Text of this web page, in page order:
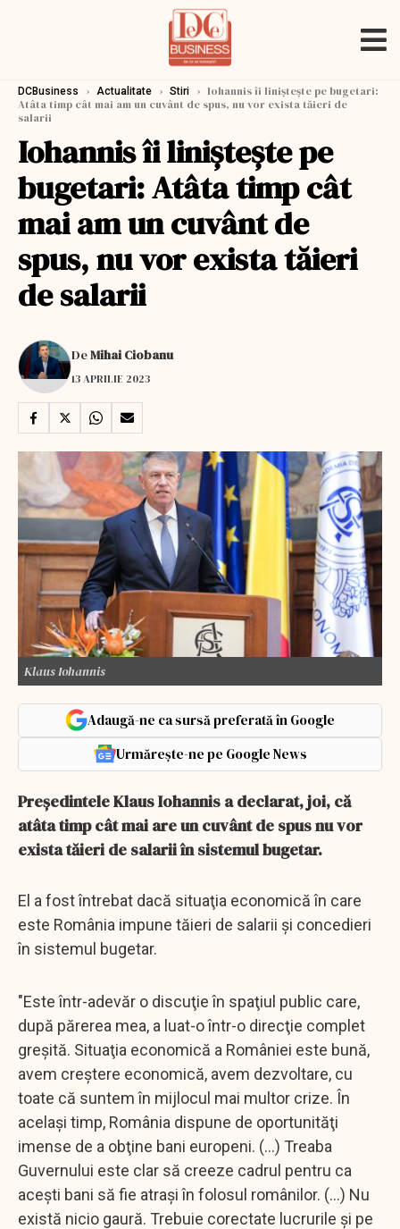
DCBusiness › Actualitate › Stiri › Iohannis îi linişteşte pe bugetari:
Atâta timp cât mai am un cuvânt de spus, nu vor exista tăieri de
salarii
Iohannis îi linişteşte pe
bugetari: Atâta timp cât
mai am un cuvânt de
spus, nu vor exista tăieri
de salarii
DeMihai Ciobanu
13 APRILIE 2023
Klaus Iohannis
Adaugă-ne ca sursă preferată în Google
Urmărește-ne pe Google News
Preşedintele Klaus Iohannis a declarat, joi, că
atâta timp cât mai are un cuvânt de spus nu vor
exista tăieri de salarii în sistemul bugetar.
El a fost întrebat dacă situaţia economică în care
este România impune tăieri de salarii şi concedieri
în sistemul bugetar.
"Este într-adevăr o discuţie în spaţiul public care,
după părerea mea, a luat-o într-o direcţie complet
greşită. Situaţia economică a României este bună,
avem creştere economică, avem dezvoltare, cu
toate că suntem în mijlocul mai multor crize. În
acelaşi timp, România dispune de oportunităţi
imense de a obţine bani europeni. (...) Treaba
Guvernului este clar să creeze cadrul pentru ca
aceşti bani să fie atraşi în folosul românilor. (...) Nu
există nicio gaură. Trebuie corectate lucrurile şi pe